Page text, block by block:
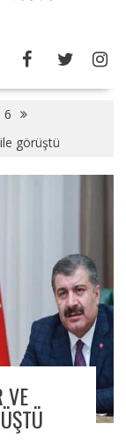
6
görüştü
VE